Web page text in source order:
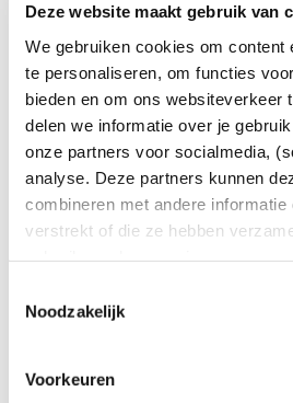
Deze website maakt gebruik van
We gebruiken cookies om content
te personaliseren, om functies
bieden en om ons websiteverkeer
delen we informatie over je
onze partners voor socialmedia,
analyse. Deze partners kunnen
combineren met andere informatie
verstrekt of die ze hebben
Noodzakelijk
Voorkeuren
Kijk op
informatie over de
voorbereidingen.
Op Mijnaansluiting.nl
informatie die je
overhet indienen
meer specifiekwat
de Coteq-website).
Let op: als je nog